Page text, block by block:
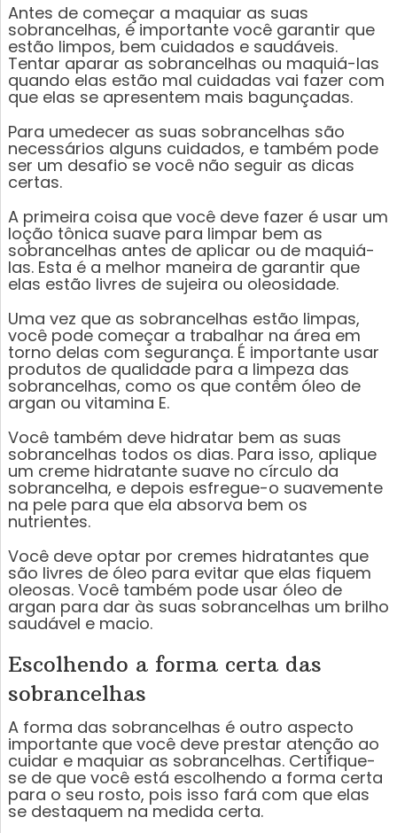
Antes de começar a maquiar as suas
sobrancelhas, é importante você garantir que
estão limpos, bem cuidados e saudáveis.
Tentar aparar as sobrancelhas ou maquiá-las
quando elas estão mal cuidadas vai fazer com
que elas se apresentem mais bagunçadas.
Para umedecer as suas sobrancelhas são
necessários alguns cuidados, e também pode
ser um desafio se você não seguir as dicas
certas.
A primeira coisa que você deve fazer é usar um
loção tônica suave para limpar bem as
sobrancelhas antes de aplicar ou de maquiá-
las. Esta é a melhor maneira de garantir que
elas estão livres de sujeira ou oleosidade.
Uma vez que as sobrancelhas estão limpas,
você pode começar a trabalhar na área em
torno delas com segurança. É importante usar
produtos de qualidade para a limpeza das
sobrancelhas, como os que contêm óleo de
argan ou vitamina E.
Você também deve hidratar bem as suas
sobrancelhas todos os dias. Para isso, aplique
um creme hidratante suave no círculo da
sobrancelha, e depois esfregue-o suavemente
na pele para que ela absorva bem os
nutrientes.
Você deve optar por cremes hidratantes que
são livres de óleo para evitar que elas fiquem
oleosas. Você também pode usar óleo de
argan para dar às suas sobrancelhas um brilho
saudável e macio.
Escolhendo a forma certa das
sobrancelhas
A forma das sobrancelhas é outro aspecto
importante que você deve prestar atenção ao
cuidar e maquiar as sobrancelhas. Certifique-
se de que você está escolhendo a forma certa
para o seu rosto, pois isso fará com que elas
se destaquem na medida certa.